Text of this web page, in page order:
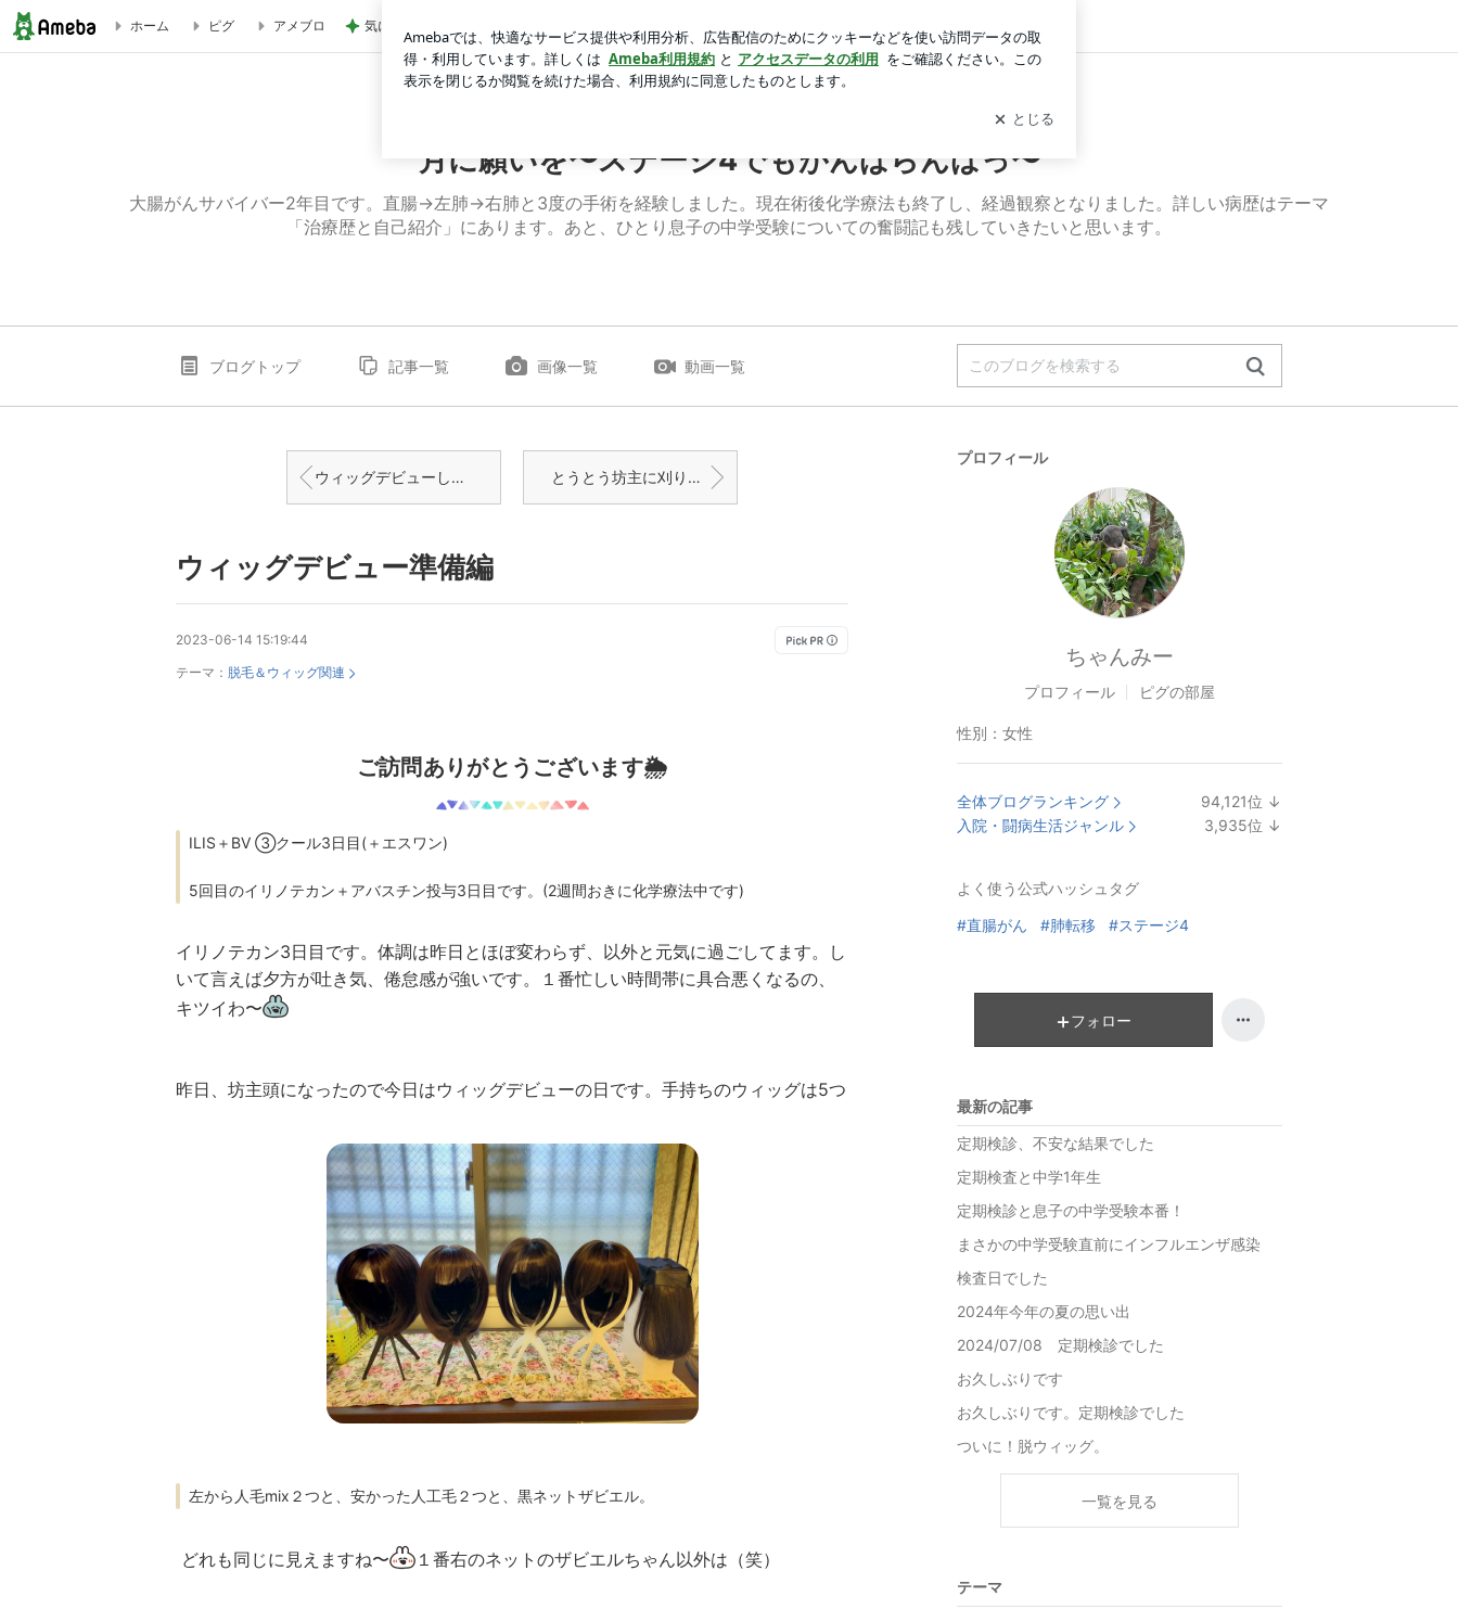
ウィッグデビュー準備編 | 月に願いを〜ステージ4でもがんばらんばっ〜
ホーム ピグ アメブロ 気に入りすぎて5個持ってるポーチ ログイン
月に願いを〜ステージ4でもがんばらんばっ〜
大腸がんサバイバー2年目です。直腸→左肺→右肺と3度の手術を経験しました。現在術後化学療法も終了し、経過観察となりました。詳しい病歴はテーマ
「治療歴と自己紹介」にあります。あと、ひとり息子の中学受験についての奮闘記も残していきたいと思います。
ブログトップ 記事一覧 画像一覧 動画一覧
ウィッグデビューした日。 とうとう坊主に刈り上げました。
ウィッグデビュー準備編
2023-06-14 15:19:44
テーマ： 脱毛＆ウィッグ関連
ご訪問ありがとうございます🌦
ILIS＋BV ③クール3日目(＋エスワン)
5回目のイリノテカン＋アバスチン投与3日目です。(2週間おきに化学療法中です)
イリノテカン3日目です。体調は昨日とほぼ変わらず、以外と元気に過ごしてます。し
いて言えば夕方が吐き気、倦怠感が強いです。１番忙しい時間帯に具合悪くなるの、
キツイわ〜
昨日、坊主頭になったので今日はウィッグデビューの日です。手持ちのウィッグは5つ
左から人毛mix２つと、安かった人工毛２つと、黒ネットザビエル。
どれも同じに見えますね〜 １番右のネットのザビエルちゃん以外は（笑）
プロフィール
ちゃんみー
プロフィール ピグの部屋
性別： 女性
全体ブログランキング 94,121位 ↓
入院・闘病生活ジャンル 3,935位 ↓
よく使う公式ハッシュタグ
#直腸がん #肺転移 #ステージ4
フォロー
最新の記事
定期検診、不安な結果でした
定期検査と中学1年生
定期検診と息子の中学受験本番！
まさかの中学受験直前にインフルエンザ感染
検査日でした
2024年今年の夏の思い出
2024/07/08 定期検診でした
お久しぶりです
お久しぶりです。定期検診でした
ついに！脱ウィッグ。
一覧を見る
テーマ